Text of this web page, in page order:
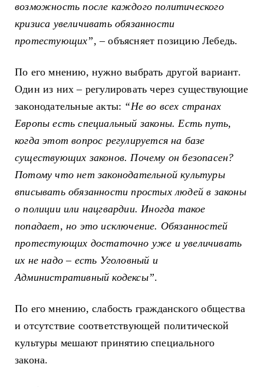
возможность после каждого политического
кризиса увеличивать обязанности
протестующих”, – объясняет позицию Лебедь.
По его мнению, нужно выбрать другой вариант.
Один из них – регулировать через существующие
законодательные акты: “Не во всех странах
Европы есть специальный законы. Есть путь,
когда этот вопрос регулируется на базе
существующих законов. Почему он безопасен?
Потому что нет законодательной культуры
вписывать обязанности простых людей в законы
о полиции или нацгвардии. Иногда такое
попадает, но это исключение. Обязанностей
протестующих достаточно уже и увеличивать
их не надо – есть Уголовный и
Административный кодексы”.
По его мнению, слабость гражданского общества
и отсутствие соответствующей политической
культуры мешают принятию специального
закона.